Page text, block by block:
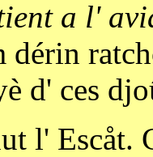
a l'
dérin
d' ces
l' Escåt.